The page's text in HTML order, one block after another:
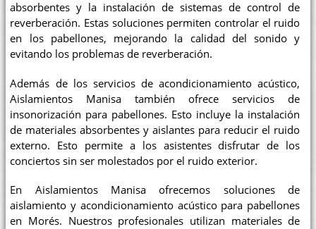
absorbentes y la instalación de sistemas de control de
reverberación. Estas soluciones permiten controlar el ruido
en los pabellones, mejorando la calidad del sonido y
evitando los problemas de reverberación.
Además de los servicios de acondicionamiento acústico,
Aislamientos Manisa también ofrece servicios de
insonorización para pabellones. Esto incluye la instalación
de materiales absorbentes y aislantes para reducir el ruido
externo. Esto permite a los asistentes disfrutar de los
conciertos sin ser molestados por el ruido exterior.
En Aislamientos Manisa ofrecemos soluciones de
aislamiento y acondicionamiento acústico para pabellones
en Morés. Nuestros profesionales utilizan materiales de